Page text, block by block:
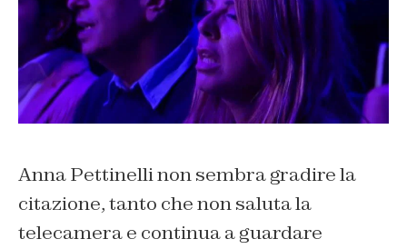
Anna Pettinelli non sembra gradire la
citazione, tanto che non saluta la
telecamera e continua a guardare